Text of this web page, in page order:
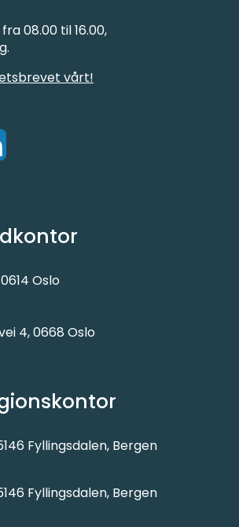
08.00 til 16.00,
vårt!
Fyllingsdalen, Bergen
Fyllingsdalen, Bergen
Oslo
4, 0668 Oslo